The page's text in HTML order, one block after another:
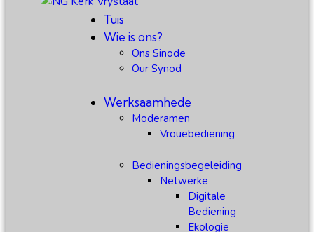
Tuis
Wie is ons?
Ons Sinode
Our Synod
Werksaamhede
Moderamen
Vrouebediening
Bedieningsbegeleiding
Netwerke
Digitale
Bediening
Ekologie